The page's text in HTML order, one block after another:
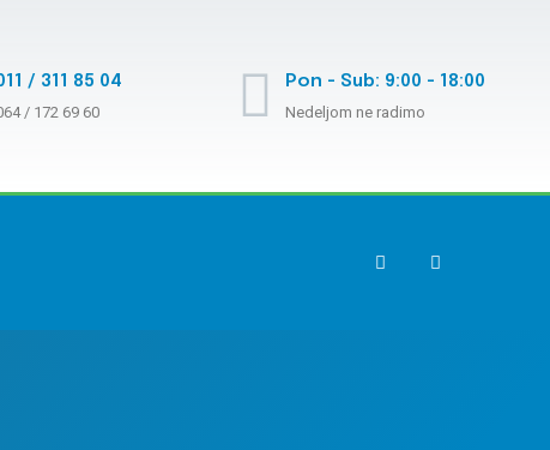
/ 311 85 04
/ 172 69 60
Pon - Sub: 9:00 - 18:00
Nedeljom ne radimo